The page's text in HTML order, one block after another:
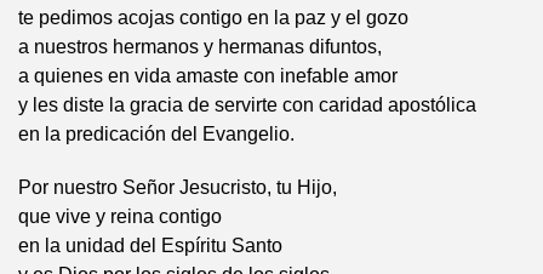
te pedimos acojas contigo en la paz y el gozo
a nuestros hermanos y hermanas difuntos,
a quienes en vida amaste con inefable amor
y les diste la gracia de servirte con caridad apostólica
en la predicación del Evangelio.
Por nuestro Señor Jesucristo, tu Hijo,
que vive y reina contigo
en la unidad del Espíritu Santo